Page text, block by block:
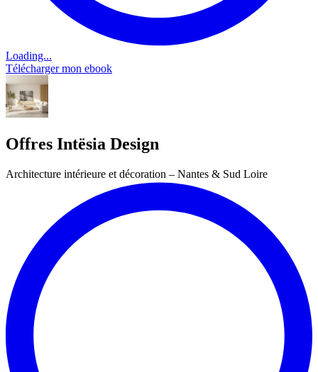
Loading...
Télécharger mon ebook
Offres Intësia Design
Architecture intérieure et décoration – Nantes & Sud Loire